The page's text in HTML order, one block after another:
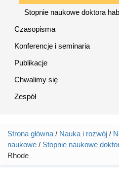
Stopnie naukowe doktora
Czasopisma
Konferencje i seminaria
Publikacje
Chwalimy się
Zespół
Jesteś tutaj
Strona główna / Nauka i rozwój /
naukowe / Stopnie naukowe
Rhode